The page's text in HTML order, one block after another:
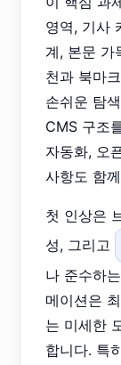
영역, 기사
계, 본문 가
천과 북마
손쉬운 탐
CMS 구조
자동화, 오
사항도 함
첫 인상은
성, 그리고
나 준수하
메이션은
는 미세한
합니다. 특